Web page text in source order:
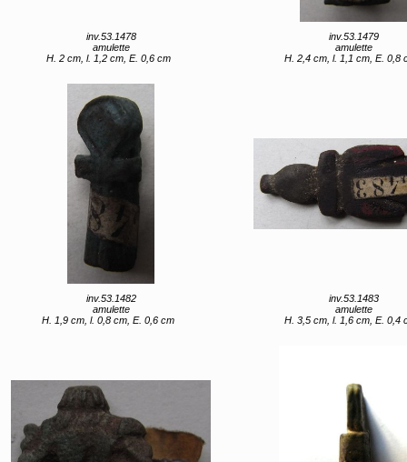
inv.53.1478
amulette
H. 2 cm, l. 1,2 cm, E. 0,6 cm
inv.53.1479
amulette
H. 2,4 cm, l. 1,1 cm, E. 0,8
inv.53.1482
amulette
H. 1,9 cm, l. 0,8 cm, E. 0,6 cm
inv.53.1483
amulette
H. 3,5 cm, l. 1,6 cm, E. 0,4